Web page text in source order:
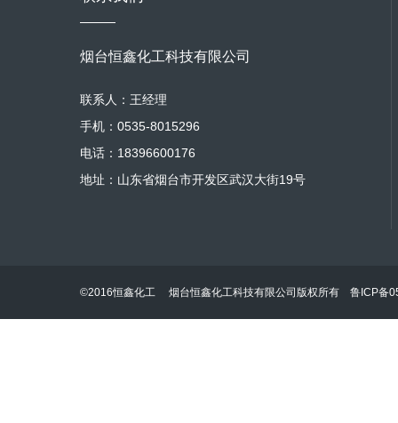
烟台恒鑫化工科技有限公司
联系人：王经理
手机：0535-8015296
电话：18396600176
地址：山东省烟台市开发区武汉大街19号
©2016恒鑫化工 烟台恒鑫化工科技有限公司版权所有 鲁ICP备